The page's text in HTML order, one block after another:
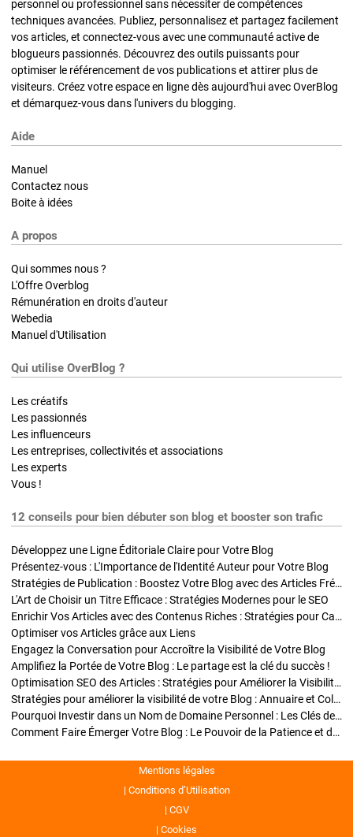
personnel ou professionnel sans nécessiter de compétences
techniques avancées. Publiez, personnalisez et partagez facilement
vos articles, et connectez-vous avec une communauté active de
blogueurs passionnés. Découvrez des outils puissants pour
optimiser le référencement de vos publications et attirer plus de
visiteurs. Créez votre espace en ligne dès aujourd'hui avec OverBlog
et démarquez-vous dans l'univers du blogging.
Aide
Manuel
Contactez nous
Boite à idées
A propos
Qui sommes nous ?
L'Offre Overblog
Rémunération en droits d'auteur
Webedia
Manuel d'Utilisation
Qui utilise OverBlog ?
Les créatifs
Les passionnés
Les influenceurs
Les entreprises, collectivités et associations
Les experts
Vous !
12 conseils pour bien débuter son blog et booster son trafic
Développez une Ligne Éditoriale Claire pour Votre Blog
Présentez-vous : L'Importance de l'Identité Auteur pour Votre Blog
Stratégies de Publication : Boostez Votre Blog avec des Articles Fréquents et Exclusifs
L'Art de Choisir un Titre Efficace : Stratégies Modernes pour le SEO
Enrichir Vos Articles avec des Contenus Riches : Stratégies pour Captiver et Optimiser
Optimiser vos Articles grâce aux Liens
Engagez la Conversation pour Accroître la Visibilité de Votre Blog
Amplifiez la Portée de Votre Blog : Le partage est la clé du succès !
Optimisation SEO des Articles : Stratégies pour Améliorer la Visibilité de Votre Blog
Stratégies pour améliorer la visibilité de votre Blog : Annuaire et Collaborations
Pourquoi Investir dans un Nom de Domaine Personnel : Les Clés de la Réussite de Votre Blog
Comment Faire Émerger Votre Blog : Le Pouvoir de la Patience et de la Persévérance
Mentions légales
Conditions d’Utilisation
CGV
Cookies